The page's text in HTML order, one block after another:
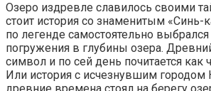
Озеро издревле славилось своими
стоит история со знаменитым
по легенде самостоятельно
погружения в глубины озера.
символ и по сей день почитается как
Или история с исчезнувшим